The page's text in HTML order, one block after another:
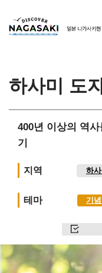
하사미 도
400년 이상의 역
기
지역 하
테마 기